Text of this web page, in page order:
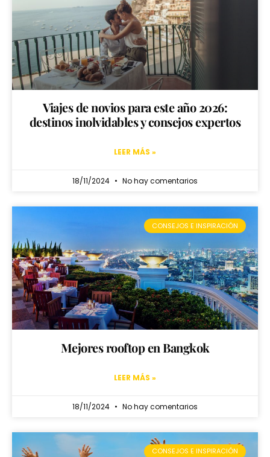
Viajes de novios para este año 2026:
destinos inolvidables y consejos expertos
LEER MÁS »
18/11/2024 No hay comentarios
CONSEJOS E INSPIRACIÓN
Mejores rooftop en Bangkok
LEER MÁS »
18/11/2024 No hay comentarios
CONSEJOS E INSPIRACIÓN